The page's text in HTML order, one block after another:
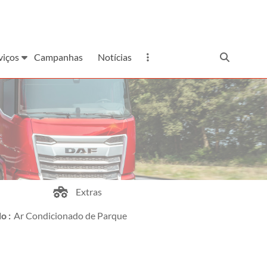
Campanhas Notícias
Extras
: Ar Condicionado de Parque